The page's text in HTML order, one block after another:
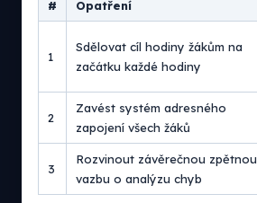
# Opatření
1
Sdělovat cíl hodiny žákům na
začátku každé hodiny
2
Zavést systém adresného
zapojení všech žáků
3
Rozvinout závěrečnou zpětnou
vazbu o analýzu chyb